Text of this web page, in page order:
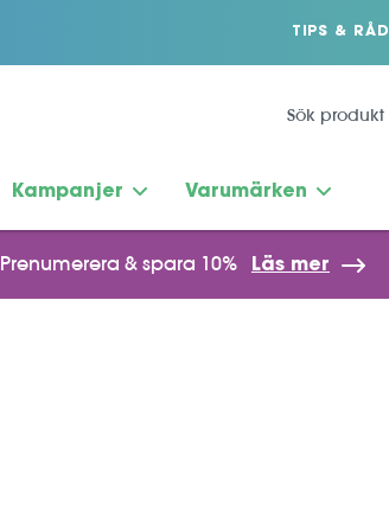
TIPS & RÅD
Kampanjer Varumärken
Prenumerera & spara 10% Läs mer